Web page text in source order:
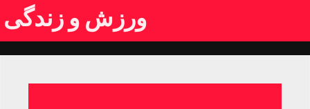
ورزش و زندگی